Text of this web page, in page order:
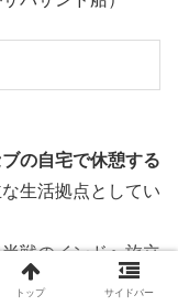
の自宅で休憩する
生活拠点としてい
戦のインドへ旅立
トップ サイドバー